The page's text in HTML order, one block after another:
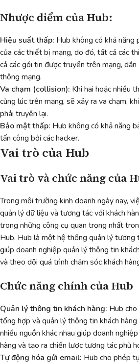
Nhược điểm của Hub:
Hiệu suất thấp: Hub không có khả
của các thiết bị mạng, do đó, tất cả các
cả các gói tin được truyền trên mạng,
thông mạng.
Va chạm (collision): Khi hai hoặc nhiều
cùng lúc trên mạng, sẽ xảy ra va chạm,
phải truyền lại.
Bảo mật thấp: Hub không có khả năng
tấn công bởi các hacker.
Vai trò của Hub
Vai trò và chức năng của
Trong môi trường kinh doanh ngày nay,
quản lý dữ liệu và tương tác với khách
trong những công cụ quan trọng nhất
Hub. Hub là một hệ thống quản lý tương
giúp doanh nghiệp quản lý thông tin
và theo dõi quá trình chăm sóc khách
Chức năng chính của Hub
Quản lý thông tin khách hàng: Hub
tổng hợp và quản lý thông tin khách
nhiều nguồn khác nhau giúp doanh
hàng và tạo ra chiến lược tương tác phù
Tự động hóa gửi email: Hub cho phép